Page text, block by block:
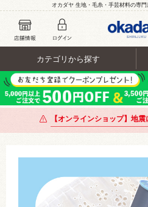
オカダヤ 生地・毛糸・手芸材料の専門
カテゴリから探す
【オンラインショップ】地